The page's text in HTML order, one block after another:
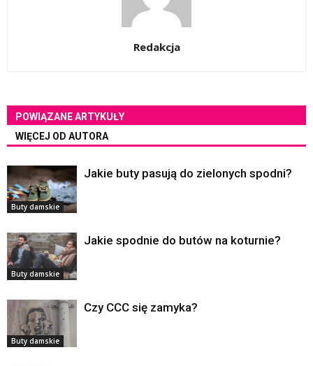
Redakcja
POWIĄZANE ARTYKUŁY
WIĘCEJ OD AUTORA
Buty damskie
Jakie buty pasują do zielonych spodni?
Buty damskie
Jakie spodnie do butów na koturnie?
Buty damskie
Czy CCC się zamyka?